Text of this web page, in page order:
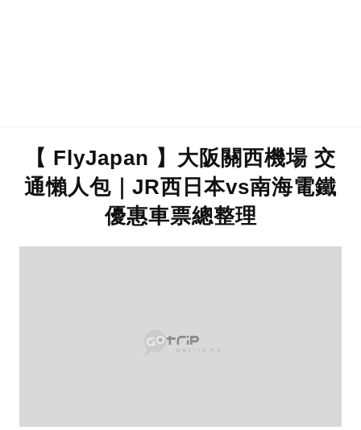
【 FlyJapan 】大阪關西機場 交
通懶人包｜JR西日本vs南海電鐵
優惠車票總整理